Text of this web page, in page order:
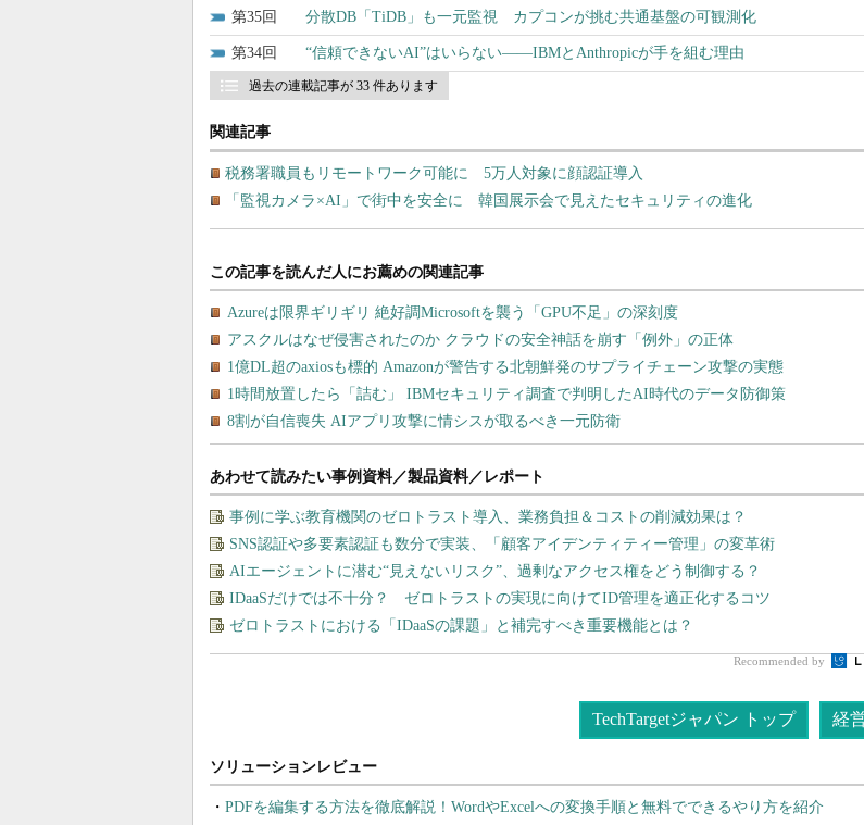
35 分散DB「TiDB」も一元監視 カプコンが挑む共通基盤の可観測化
34 “信頼できないAI”はいらない――IBMとAnthropicが手を組む理由
過去の連載記事が 33 件あります
関連記事
税務署職員もリモートワーク可能に 5万人対象に顔認証導入
「監視カメラ×AI」で街中を安全に 韓国展示会で見えたセキュリティの進化
あわせて読みたい事例資料／製品資料／レポート
事例に学ぶ教育機関のゼロトラスト導入、業務負担＆コストの削減効果は？
SNS認証や多要素認証も数分で実装、「顧客アイデンティティー管理」の変革術
AIエージェントに潜む“見えないリスク”、過剰なアクセス権をどう制御する？
IDaaSだけでは不十分？ ゼロトラストの実現に向けてID管理を適正化するコツ
ゼロトラストにおける「IDaaSの課題」と補完すべき重要機能とは？
Recommended by
TechTargetジャパン トップ 経
PDFを編集する方法を徹底解説！WordやExcelへの変換手順と無料でできるやり方を紹介